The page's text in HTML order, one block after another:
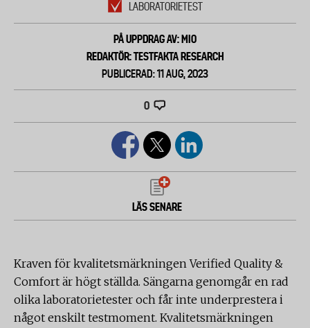
LABORATORIETEST
PÅ UPPDRAG AV: MIO
REDAKTÖR: TESTFAKTA RESEARCH
PUBLICERAD: 11 AUG, 2023
0
LÄS SENARE
Kraven för kvalitetsmärkningen Verified Quality &
Comfort är högt ställda. Sängarna genomgår en rad
olika laboratorietester och får inte underprestera i
något enskilt testmoment. Kvalitetsmärkningen